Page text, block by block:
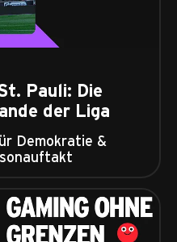
Pauli: Die
der Liga
Demokratie &